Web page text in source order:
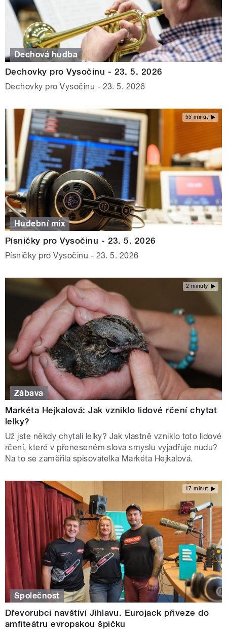
Dechová hudba
Dechovky pro Vysočinu - 23. 5. 2026
Dechovky pro Vysočinu - 23. 5. 2026
55 minut
Hudební mix
Písničky pro Vysočinu - 23. 5. 2026
Písničky pro Vysočinu - 23. 5. 2026
2 minuty
Zábava
Markéta Hejkalová: Jak vzniklo lidové rčení chytat
lelky?
Už jste někdy chytali lelky? Jak vlastně vzniklo toto lidové
rčení, které v přeneseném slova smyslu vyjadřuje nudu?
Na to se zaměřila spisovatelka Markéta Hejkalová.
17 minut
Společnost
Dřevorubci navštíví Jihlavu. Eurojack přiveze do
amfiteátru evropskou špičku